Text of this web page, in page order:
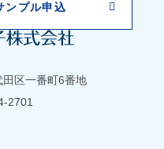
区一番町6番地
2701
ンプル申込